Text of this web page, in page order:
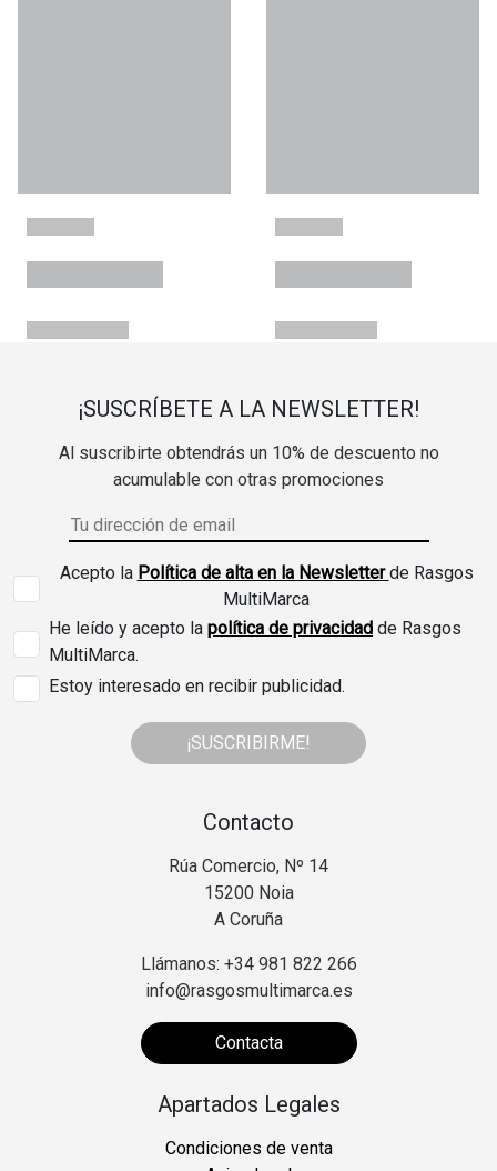
¡SUSCRÍBETE A LA NEWSLETTER!
Al suscribirte obtendrás un 10% de descuento no
acumulable con otras promociones
Acepto la Política de alta en la Newsletterde Rasgos
MultiMarca
He leído y acepto la política de privacidad de Rasgos
MultiMarca.
Estoy interesado en recibir publicidad.
¡SUSCRIBIRME!
Contacto
Rúa Comercio, Nº 14
15200 Noia
A Coruña
Llámanos: +34 981 822 266
info@rasgosmultimarca.es
Contacta
Apartados Legales
Condiciones de venta